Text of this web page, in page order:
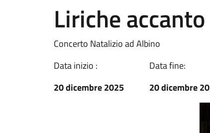
Liriche
Concerto Natalizio ad Albino
Data inizio :
20 dicembre 2025
Data fine:
20 dicembre